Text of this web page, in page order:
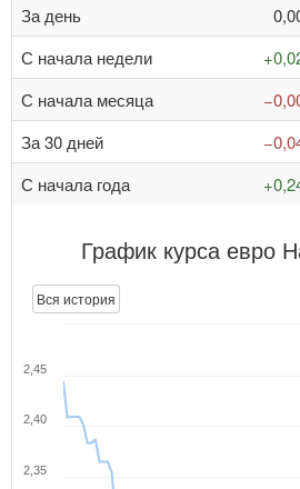
За день
С начала недели
С начала месяца
За 30 дней
С начала года
График курса евро
Вся история
2,35
2,40
2,45